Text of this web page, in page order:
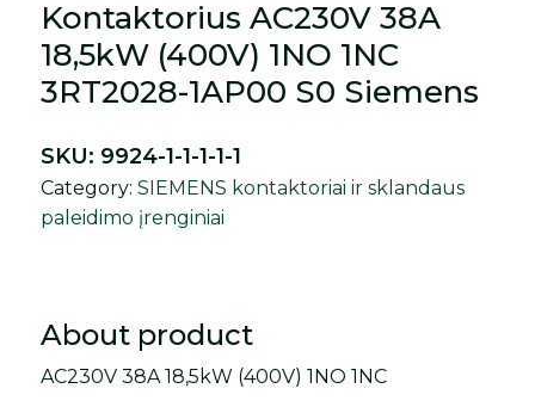
Kontaktorius AC230V 38A
18,5kW (400V) 1NO 1NC
3RT2028-1AP00 S0 Siemens
SKU: 9924-1-1-1-1-1
Category:SIEMENS kontaktoriai ir sklandaus
paleidimo įrenginiai
About product
AC230V 38A 18,5kW (400V) 1NO 1NC